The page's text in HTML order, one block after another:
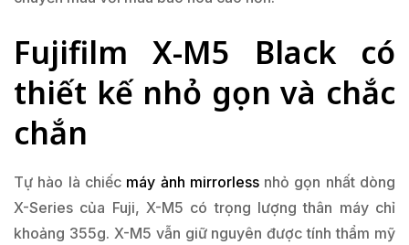
Fujifilm X-M5 Black có
thiết kế nhỏ gọn và chắc
chắn
Tự hào là chiếc máy ảnh mirrorlessnhỏ gọn nhất dòng
X-Series của Fuji, X-M5 có trọng lượng thân máy chỉ
khoảng 355g. X-M5 vẫn giữ nguyên được tính thẩm mỹ